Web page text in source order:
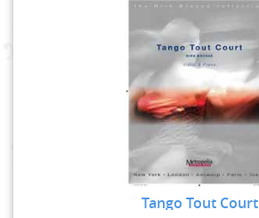
Tango Tout Court